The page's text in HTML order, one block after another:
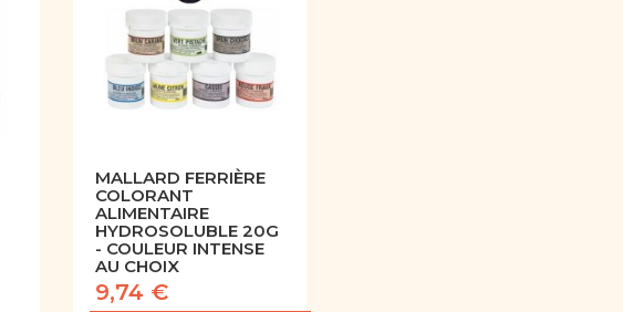
MALLARD FERRIÈRE
COLORANT
ALIMENTAIRE
HYDROSOLUBLE 20G
- COULEUR INTENSE
AU CHOIX
9,74 €